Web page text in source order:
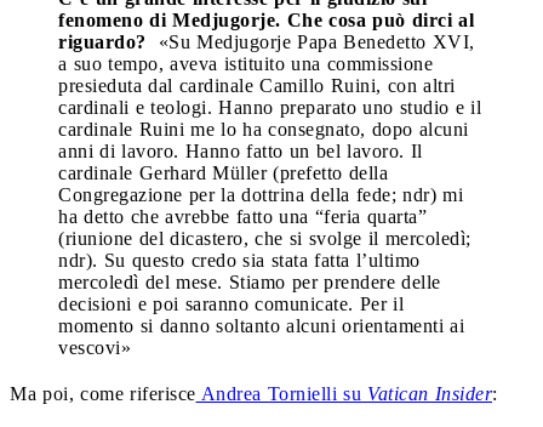
fenomeno di Medjugorje. Che cosa può dirci al
riguardo? «Su Medjugorje Papa Benedetto XVI,
a suo tempo, aveva istituito una commissione
presieduta dal cardinale Camillo Ruini, con altri
cardinali e teologi. Hanno preparato uno studio e il
cardinale Ruini me lo ha consegnato, dopo alcuni
anni di lavoro. Hanno fatto un bel lavoro. Il
cardinale Gerhard Müller (prefetto della
Congregazione per la dottrina della fede; ndr) mi
ha detto che avrebbe fatto una “feria quarta”
(riunione del dicastero, che si svolge il mercoledì;
ndr). Su questo credo sia stata fatta l’ultimo
mercoledì del mese. Stiamo per prendere delle
decisioni e poi saranno comunicate. Per il
momento si danno soltanto alcuni orientamenti ai
vescovi»
Ma poi, come riferisce Andrea Tornielli su Vatican Insider: